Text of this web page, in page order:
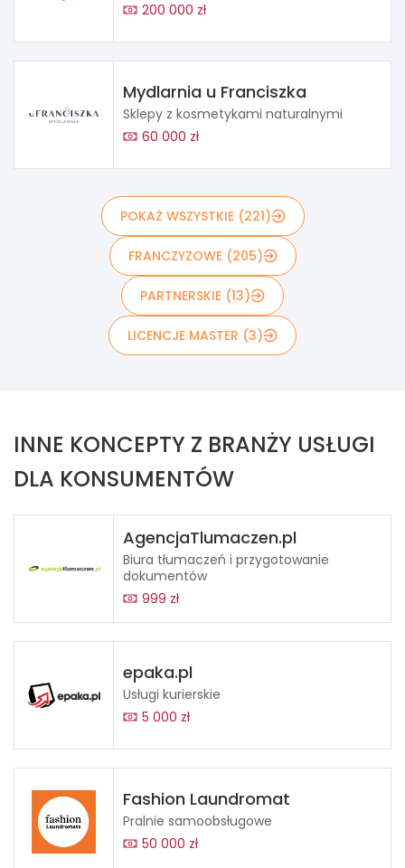
200 000 zł
Mydlarnia u Franciszka
Sklepy z kosmetykami naturalnymi
60 000 zł
POKAŻ WSZYSTKIE (221)
FRANCZYZOWE (205)
PARTNERSKIE (13)
LICENCJE MASTER (3)
INNE KONCEPTY Z BRANŻY USŁUGI
DLA KONSUMENTÓW
AgencjaTlumaczen.pl
Biura tłumaczeń i przygotowanie
dokumentów
999 zł
epaka.pl
Usługi kurierskie
5 000 zł
Fashion Laundromat
Pralnie samoobsługowe
50 000 zł